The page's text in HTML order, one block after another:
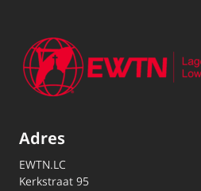
Adres
EWTN.LC
Kerkstraat 95